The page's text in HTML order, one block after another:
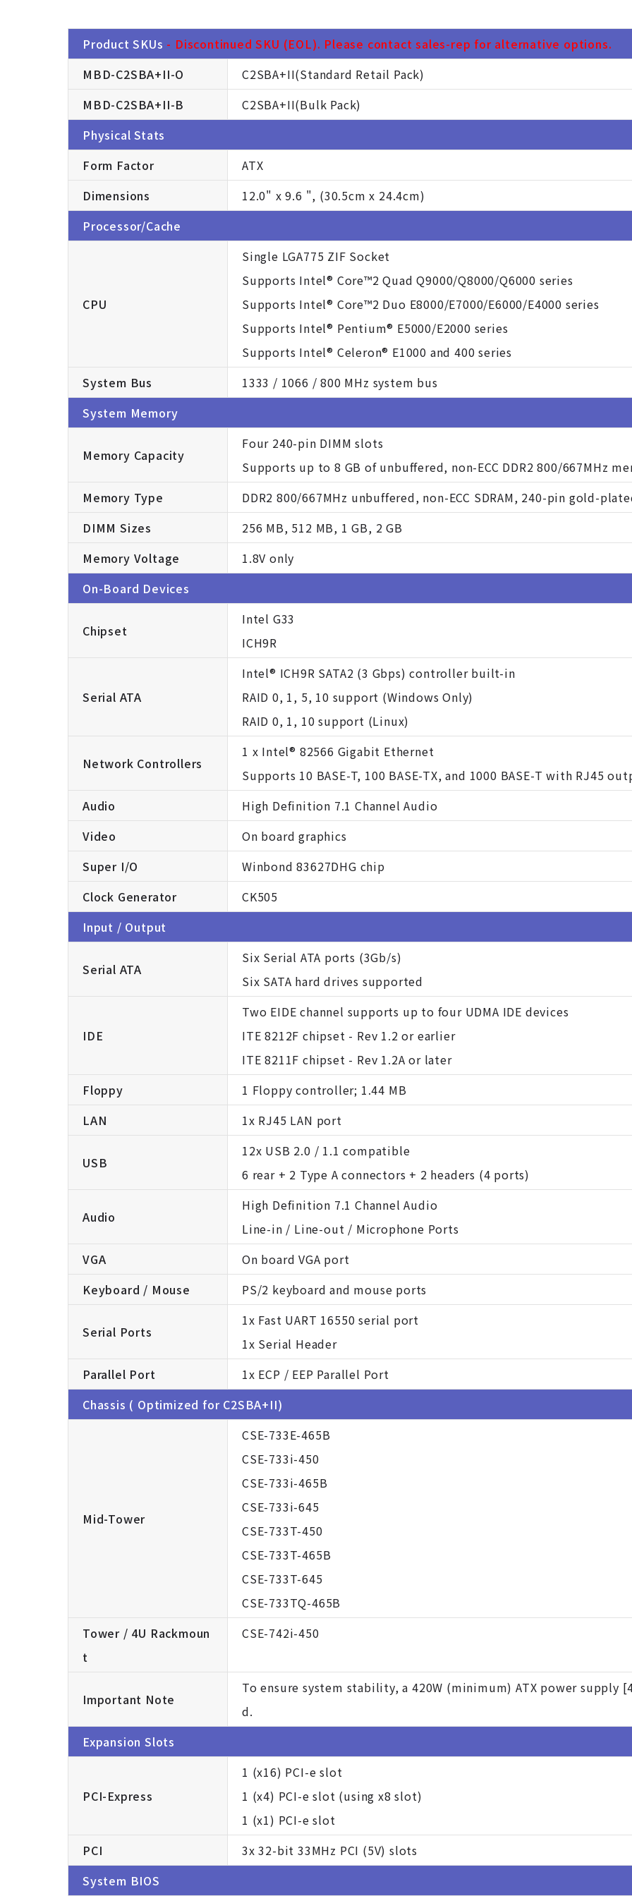
Product SKUs - Discontinued SKU (EOL). Please contact sales-rep for alternative options.
MBD-C2SBA+II-O
C2SBA+II(Standard Retail Pack)
MBD-C2SBA+II-B
C2SBA+II(Bulk Pack)
Physical Stats
Form Factor
ATX
Dimensions
12.0" x 9.6 ", (30.5cm x 24.4cm)
Processor/Cache
CPU
Single LGA775 ZIF Socket
Supports Intel® Core™2 Quad Q9000/Q8000/Q6000 series
Supports Intel® Core™2 Duo E8000/E7000/E6000/E4000 series
Supports Intel® Pentium® E5000/E2000 series
Supports Intel® Celeron® E1000 and 400 series
System Bus
1333 / 1066 / 800 MHz system bus
System Memory
Memory Capacity
Four 240-pin DIMM slots
Supports up to 8 GB of unbuffered, non-ECC DDR2 800/667MHz
Memory Type
DDR2 800/667MHz unbuffered, non-ECC SDRAM, 240-pin gold-
DIMM Sizes
256 MB, 512 MB, 1 GB, 2 GB
Memory Voltage
1.8V only
On-Board Devices
Chipset
Intel G33
ICH9R
Serial ATA
Intel® ICH9R SATA2 (3 Gbps) controller built-in
RAID 0, 1, 5, 10 support (Windows Only)
RAID 0, 1, 10 support (Linux)
Network Controllers
1 x Intel® 82566 Gigabit Ethernet
Supports 10 BASE-T, 100 BASE-TX, and 1000 BASE-T with RJ45
Audio
High Definition 7.1 Channel Audio
Video
On board graphics
Super I/O
Winbond 83627DHG chip
Clock Generator
CK505
Input / Output
Serial ATA
Six Serial ATA ports (3Gb/s)
Six SATA hard drives supported
IDE
Two EIDE channel supports up to four UDMA IDE devices
ITE 8212F chipset - Rev 1.2 or earlier
ITE 8211F chipset - Rev 1.2A or later
Floppy
1 Floppy controller; 1.44 MB
LAN
1x RJ45 LAN port
USB
12x USB 2.0 / 1.1 compatible
6 rear + 2 Type A connectors + 2 headers (4 ports)
Audio
High Definition 7.1 Channel Audio
Line-in / Line-out / Microphone Ports
VGA
On board VGA port
Keyboard / Mouse
PS/2 keyboard and mouse ports
Serial Ports
1x Fast UART 16550 serial port
1x Serial Header
Parallel Port
1x ECP / EEP Parallel Port
Chassis ( Optimized for C2SBA+II)
Mid-Tower
CSE-733E-465B
CSE-733i-450
CSE-733i-465B
CSE-733i-645
CSE-733T-450
CSE-733T-465B
CSE-733T-645
CSE-733TQ-465B
Tower / 4U Rackmoun
t
CSE-742i-450
Important Note
To ensure system stability, a 420W (minimum) ATX power supply
d.
Expansion Slots
PCI-Express
1 (x16) PCI-e slot
1 (x4) PCI-e slot (using x8 slot)
1 (x1) PCI-e slot
PCI
3x 32-bit 33MHz PCI (5V) slots
System BIOS